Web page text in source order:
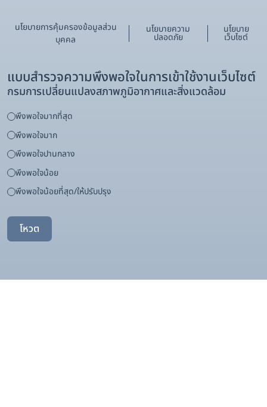
นโยบายการคุ้มครองข้อมูลส่วน
บุคคล
นโยบายความ
ปลอดภัย
นโยบาย
เว็บไซต์
แบบสำรวจความพึงพอใจในการเข้าใช้งานเว็บไซต์
กรมการเปลี่ยนแปลงสภาพภูมิอากาศและสิ่งแวดล้อม
พึงพอใจมากที่สุด
พึงพอใจมาก
พึงพอใจปานกลาง
พึงพอใจน้อย
พึงพอใจน้อยที่สุด/ให้ปรับปรุง
โหวต